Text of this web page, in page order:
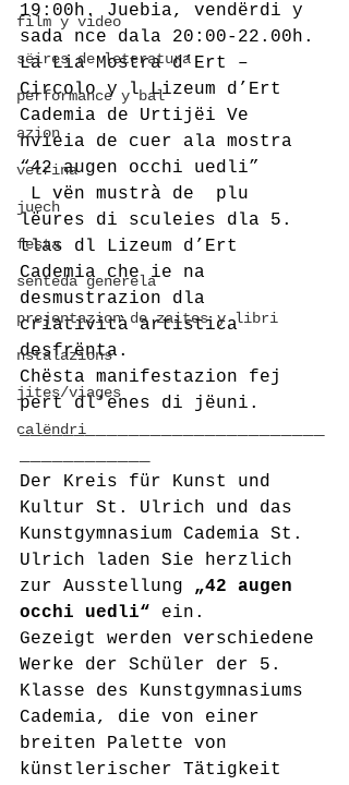
film y video
sëires de leteratura
performance y bal
azion
vetrina
juech
festa
senteda generela
prejentazion de zaites y libri
nstalazions
jites/viages
calëndri
19:00h. Juebia, vendërdi y
sada nce dala 20:00-22.00h.
La Lia Mostra d’Ert –
Circolo y l Lizeum d’Ert
Cademia de Urtijëi Ve
nvieia de cuer ala mostra
“42 augen occhi uedli”
lëures di sculeies dla 5.
tlas dl Lizeum d’Ert
Cademia che ie na
desmustrazion dla
criatività artistica
desfrënta.
Chësta manifestazion fej
pert dl’enes di jëuni.
____________________________
Der Kreis für Kunst und
Kultur St. Ulrich und das
Kunstgymnasium Cademia St.
Ulrich laden Sie herzlich
zur Ausstellung „42 augen
occhi uedli“ ein.
Gezeigt werden verschiedene
Werke der Schüler der 5.
Klasse des Kunstgymnasiums
Cademia, die von einer
breiten Palette von
künstlerischer Tätigkeit